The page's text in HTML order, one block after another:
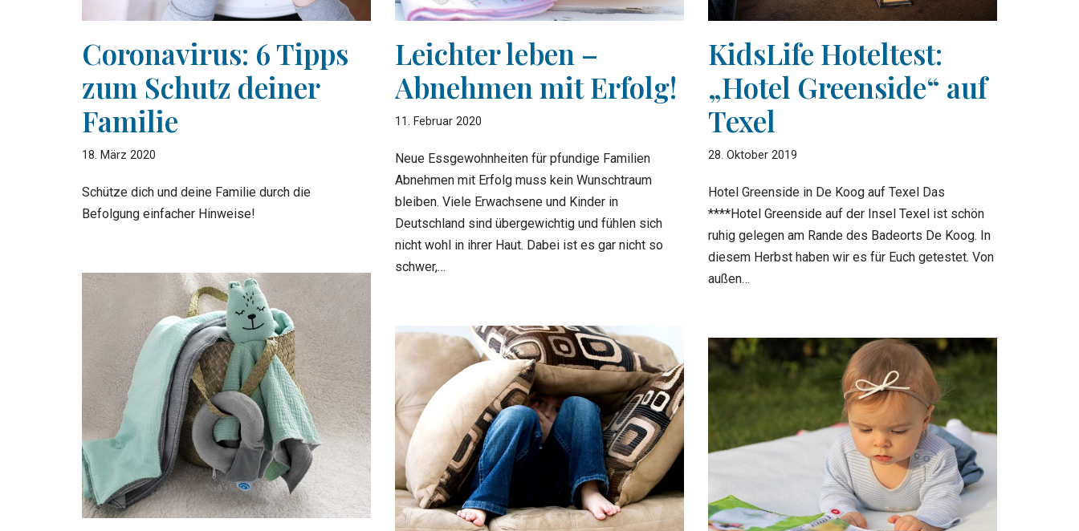
Coronavirus: 6 Tipps
zum Schutz deiner
Familie
18. März 2020
Schütze dich und deine Familie durch die
Befolgung einfacher Hinweise!
Leichter leben –
Abnehmen mit Erfolg!
11. Februar 2020
Neue Essgewohnheiten für pfundige Familien
Abnehmen mit Erfolg muss kein Wunschtraum
bleiben. Viele Erwachsene und Kinder in
Deutschland sind übergewichtig und fühlen sich
nicht wohl in ihrer Haut. Dabei ist es gar nicht so
schwer,…
KidsLife Hoteltest:
„Hotel Greenside“ auf
Texel
28. Oktober 2019
Hotel Greenside in De Koog auf Texel Das
****Hotel Greenside auf der Insel Texel ist schön
ruhig gelegen am Rande des Badeorts De Koog. In
diesem Herbst haben wir es für Euch getestet. Von
außen…